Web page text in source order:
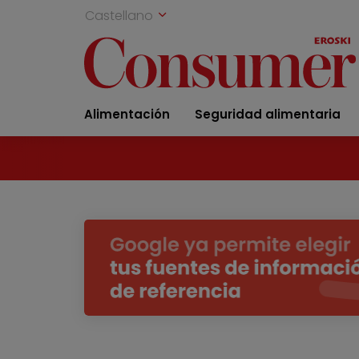
Castellano
Alimentación Seguridad alimentaria